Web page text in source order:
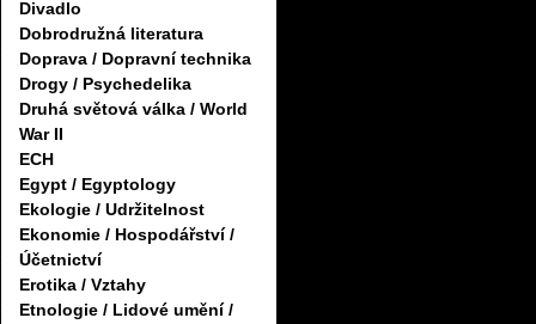
Divadlo
Dobrodružná literatura
Doprava / Dopravní technika
Drogy / Psychedelika
Druhá světová válka / World
War II
ECH
Egypt / Egyptology
Ekologie / Udržitelnost
Ekonomie / Hospodářství /
Účetnictví
Erotika / Vztahy
Etnologie / Lidové umění /